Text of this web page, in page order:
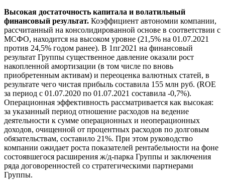
Высокая достаточность капитала и волатильный
финансовый результат. Коэффициент автономии компании,
рассчитанный на консолидированной основе в соответствии с
МСФО, находится на высоком уровне (21,5% на 01.07.2021
против 24,5% годом ранее). В 1пг2021 на финансовый
результат Группы существенное давление оказали рост
накопленной амортизации (в том числе по вновь
приобретенным активам) и переоценка валютных статей, в
результате чего чистая прибыль составила 155 млн руб. (ROE
за период с 01.07.2020 по 01.07.2021 составила -0,7%).
Операционная эффективность рассматривается как высокая:
за указанный период отношение расходов на ведение
деятельности к сумме операционных и неоперационных
доходов, очищенной от процентных расходов по долговым
обязательствам, составило 21%. При этом руководство
компании ожидает роста показателей рентабельности на фоне
состоявшегося расширения ж/д-парка Группы и заключения
ряда договоренностей со стратегическими партнерами
Группы.